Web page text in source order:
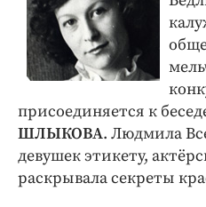
присоединяется к
ШЛЫКОВА. Людмила
девушек этикету,
раскрывала секреты